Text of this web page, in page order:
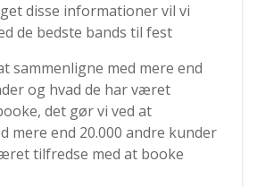
disse informationer vil vi
de bedste bands til fest
sammenligne med mere end
og hvad de har været
det gør vi ved at
mere end 20.000 andre kunder
tilfredse med at booke